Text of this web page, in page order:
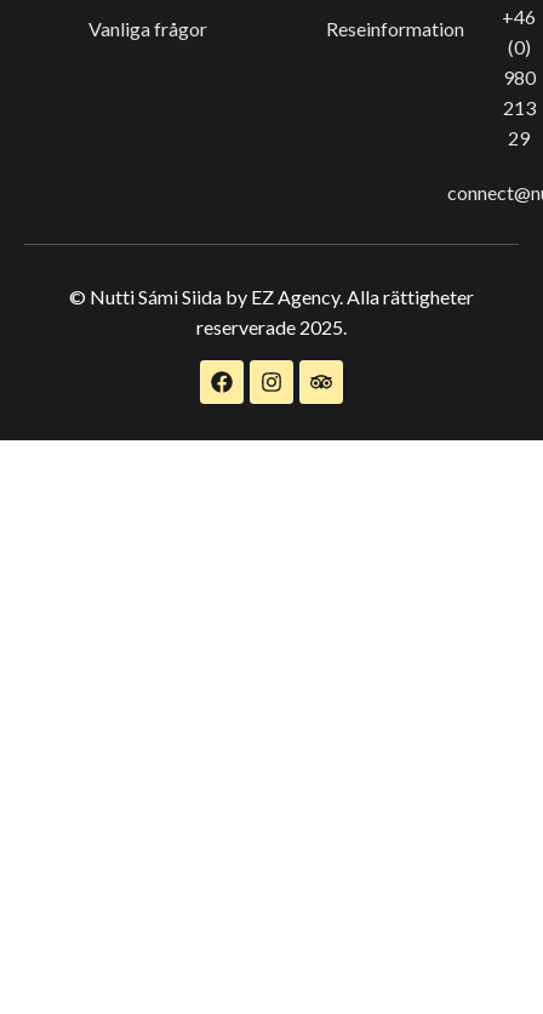
Vanliga frågor
Reseinformation
+46
(0)
980
213
29
© Nutti Sámi Siida by EZ Agency. Alla rättigheter
reserverade 2025.